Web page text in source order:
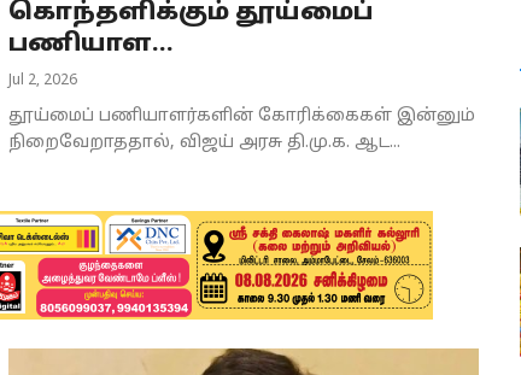
கொந்தளிக்கும் தூய்மைப்
பணியாள...
Jul 2, 2026
தூய்மைப் பணியாளர்களின் கோரிக்கைகள் இன்னும்
நிறைவேறாததால், விஜய் அரசு தி.மு.க. ஆட...